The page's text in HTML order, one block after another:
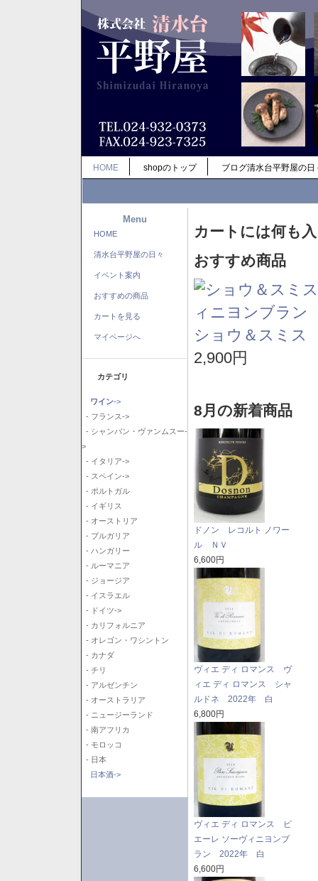
HOME shopのトップ ブログ清水台平野屋の日
Menu
HOME
清水台平野屋の日々
イベント案内
おすすめの商品
カートを見る
マイページへ
カテゴリ
ワイン->
- フランス->
- シャンパン・ヴァンムスー-
>
- イタリア->
- スペイン->
- ポルトガル
- イギリス
- オーストリア
- ブルガリア
- ハンガリー
- ルーマニア
- ジョージア
- イスラエル
- ドイツ->
- カリフォルニア
- オレゴン・ワシントン
- カナダ
- チリ
- アルゼンチン
- オーストラリア
- ニュージーランド
- 南アフリカ
- モロッコ
- 日本
日本酒->
カートには何も
おすすめ商品
ショウ＆スミ
2,900円
8月の新着商品
ドノン レコルト ノワー
ル ＮＶ
6,600円
ヴィエ ディ ロマンス ヴ
ィエ ディ ロマンス シャ
ルドネ 2022年 白
6,800円
ヴィエ ディ ロマンス ピ
エーレ ソーヴィニヨンブ
ラン 2022年 白
6,600円